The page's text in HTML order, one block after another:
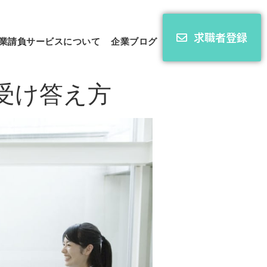
請負サービスについて 企業ブログ 求職者登録
け答え方